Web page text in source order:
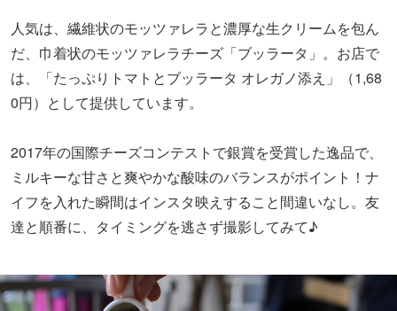
人気は、繊維状のモッツァレラと濃厚な生クリームを包ん
だ、巾着状のモッツァレラチーズ「ブッラータ」。お店で
は、「たっぷりトマトとブッラータ オレガノ添え」（1,68
0円）として提供しています。
2017年の国際チーズコンテストで銀賞を受賞した逸品で、
ミルキーな甘さと爽やかな酸味のバランスがポイント！ナ
イフを入れた瞬間はインスタ映えすること間違いなし。友
達と順番に、タイミングを逃さず撮影してみて♪